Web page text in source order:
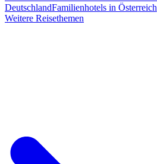
DeutschlandFamilienhotels in Österreich
Weitere Reisethemen